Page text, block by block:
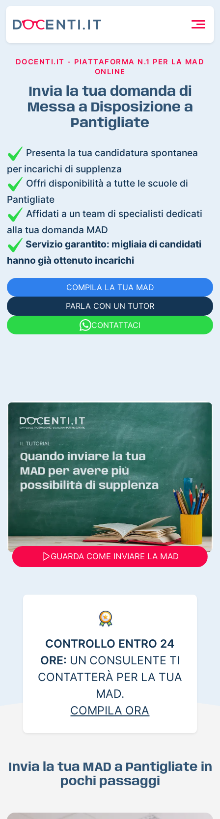
DOCENTI.IT - PIATTAFORMA N.1 PER LA MAD
ONLINE
Invia la tua domanda di
Messa a Disposizione a
Pantigliate
Presenta la tua candidatura spontanea
per incarichi di supplenza
Offri disponibilità a tutte le scuole di
Pantigliate
Affidati a un team di specialisti dedicati
alla tua domanda MAD
Servizio garantito: migliaia di candidati
hanno già ottenuto incarichi
COMPILA LA TUA MAD
PARLA CON UN TUTOR
CONTATTACI
GUARDA COME INVIARE LA MAD
CONTROLLO ENTRO 24
ORE: UN CONSULENTE TI
CONTATTERÀ PER LA TUA
MAD.
COMPILA ORA
Invia la tua MAD a Pantigliate in
pochi passaggi